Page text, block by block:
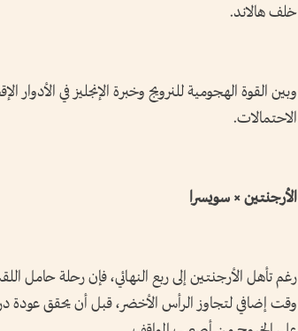
خلف هالاند.
وبين القوة الهجومية للنرويج وخبرة الإنجليز في الأدوار
الاحتمالات.
الأرجنتين × سويسرا
رغم تأهل الأرجنتين إلى ربع النهائي، فإن رحلة حامل